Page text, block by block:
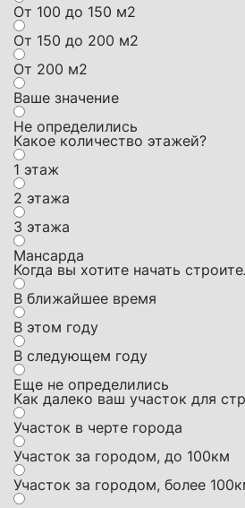
От 100 до 150 м2
От 150 до 200 м2
От 200 м2
Ваше значение
Не определились
Какое количество этажей?
1 этаж
2 этажа
3 этажа
Мансарда
Когда вы хотите начать
В ближайшее время
В этом году
В следующем году
Еще не определились
Как далеко ваш участок для
Участок в черте города
Участок за городом, до 100км
Участок за городом, более